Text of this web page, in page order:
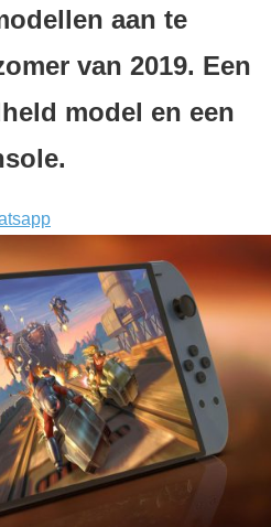
aan te
van 2019. Een
model en een